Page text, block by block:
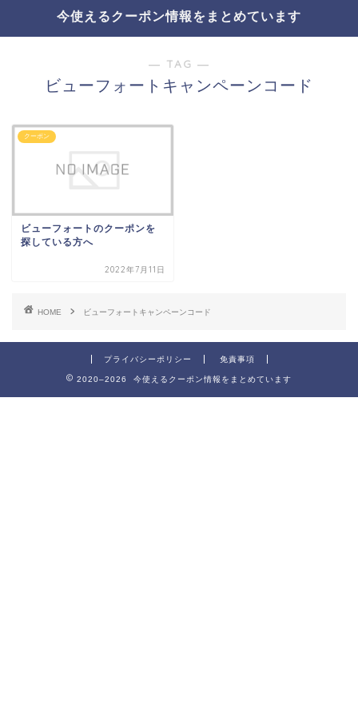
今使えるクーポン情報をまとめています
― TAG ―
ビューフォートキャンペーンコード
クーポン
ビューフォートのクーポンを
探している方へ
2022年7月11日
HOME ビューフォートキャンペーンコード
プライバシーポリシー 免責事項
2020–2026 今使えるクーポン情報をまとめています